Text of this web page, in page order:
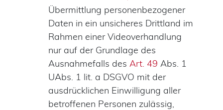
Übermittlung personenbezogener
Daten in ein unsicheres Drittland im
Rahmen einer Videoverhandlung
nur auf der Grundlage des
Ausnahmefalls des Art. 49 Abs. 1
UAbs. 1 lit. a DSGVO mit der
ausdrücklichen Einwilligung aller
betroffenen Personen zulässig,